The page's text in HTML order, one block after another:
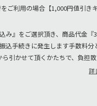
ご利用の場合【1,000円値引き
み』をご選択頂き、商品代金『3
込手続きに発生します手数料分
引かせて頂くかたちで、負担致
詳